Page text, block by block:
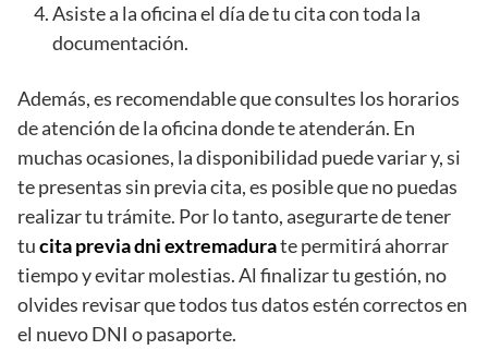
Asiste a la oficina el día de tu cita con toda la
documentación.
Además, es recomendable que consultes los horarios
de atención de la oficina donde te atenderán. En
muchas ocasiones, la disponibilidad puede variar y, si
te presentas sin previa cita, es posible que no puedas
realizar tu trámite. Por lo tanto, asegurarte de tener
tucita previa dni extremadurate permitirá ahorrar
tiempo y evitar molestias. Al finalizar tu gestión, no
olvides revisar que todos tus datos estén correctos en
el nuevo DNI o pasaporte.